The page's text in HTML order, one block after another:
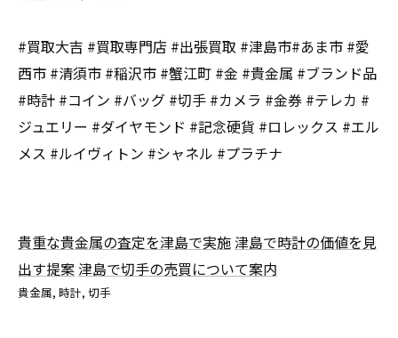
#買取大吉 #買取専門店 #出張買取 #津島市#あま市 #愛
西市 #清須市 #稲沢市 #蟹江町 #金 #貴金属 #ブランド品
#時計 #コイン #バッグ #切手 #カメラ #金券 #テレカ #
ジュエリー #ダイヤモンド #記念硬貨 #ロレックス #エル
メス #ルイヴィトン #シャネル #プラチナ
貴重な貴金属の査定を津島で実施 津島で時計の価値を見
出す提案 津島で切手の売買について案内
貴金属 時計 切手